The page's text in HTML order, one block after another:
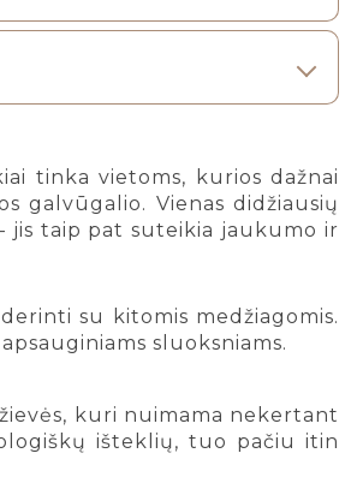
tinka vietoms, kurios dažnai
galvūgalio. Vienas didžiausių
jis taip pat suteikia jaukumo ir
su kitomis medžiagomis.
sluoksniams.
kuri nuimama nekertant
išteklių, tuo pačiu itin